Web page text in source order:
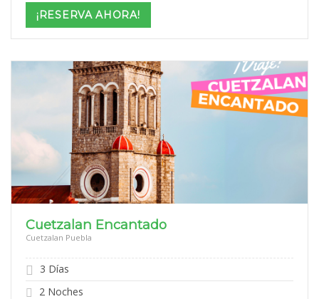
$6,299
through
$9,099
¡RESERVA AHORA!
Cuetzalan Encantado
Cuetzalan Puebla
3 Días
2 Noches